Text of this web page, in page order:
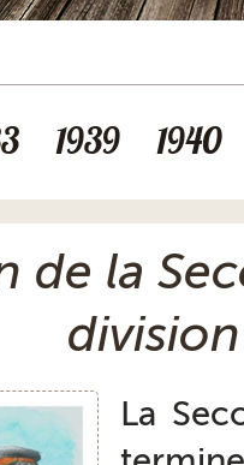
1939 1940
de la
La